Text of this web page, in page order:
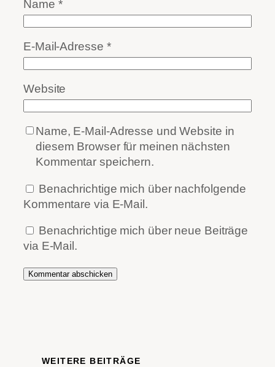
Name *
E-Mail-Adresse *
Website
Name, E-Mail-Adresse und Website in
diesem Browser für meinen nächsten
Kommentar speichern.
Benachrichtige mich über nachfolgende
Kommentare via E-Mail.
Benachrichtige mich über neue Beiträge
via E-Mail.
WEITERE BEITRÄGE